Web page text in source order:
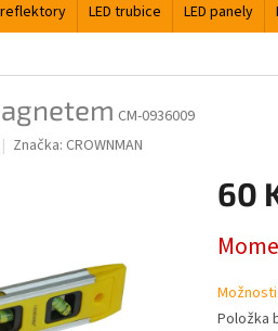
reflektory LED trubice LED panely
CM-0936009
Značka: CROWNMAN
60
cena:
Položka